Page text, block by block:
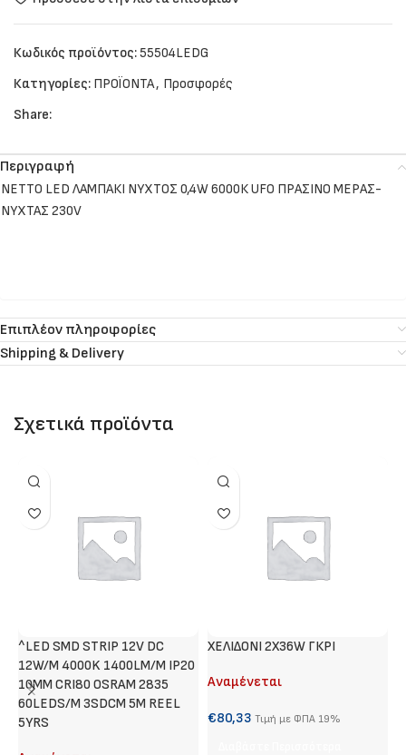
Κωδικός προϊόντος:55504LEDG
Κατηγορίες: ΠΡΟΪΟΝΤΑ, Προσφορές
Share:
Περιγραφή
NETTO LED ΛΑΜΠΑΚΙ ΝΥΧΤΟΣ 0,4W 6000Κ UFO ΠΡΑΣΙΝΟ ΜΕΡΑΣ-
ΝΥΧΤΑΣ 230V
Επιπλέον πληροφορίες
Shipping & Delivery
Σχετικά προϊόντα
^LED SMD STRIP 12V DC
12W/M 4000K 1400LM/M IP20
10MM CRI80 OSRAM 2835
60LEDS/M 3SDCM 5M REEL
5YRS
ΧΕΛΙΔΟΝΙ 2Χ36W ΓΚΡΙ
Αναμένεται
€80,33 Τιμή με ΦΠΑ 19%